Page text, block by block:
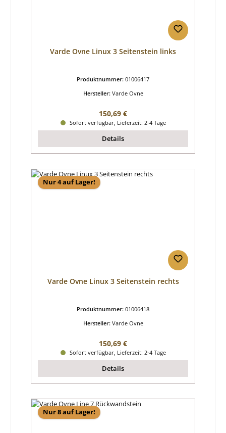
Varde Ovne Linux 3 Seitenstein links
Produktnummer: 01006417
Hersteller: Varde Ovne
Regulärer Preis:
150,69 €
Sofort verfügbar, Lieferzeit: 2-4 Tage
Details
Nur 4 auf Lager!
Varde Ovne Linux 3 Seitenstein rechts
Produktnummer: 01006418
Hersteller: Varde Ovne
Regulärer Preis:
150,69 €
Sofort verfügbar, Lieferzeit: 2-4 Tage
Details
Nur 8 auf Lager!